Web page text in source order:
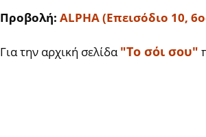
Προβολή: ALPHA (Επεισόδιο 10,
Για την αρχική σελίδα"Το σόι σου"